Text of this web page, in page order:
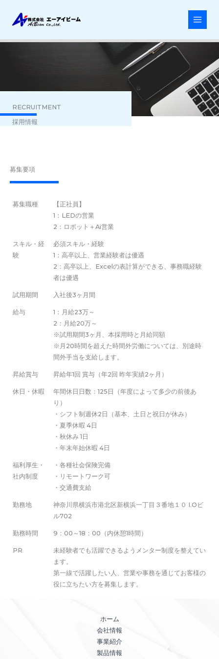
ス
RECRUITMENT
採用情報
募集要項
募集職種
【正社員】
1：LEDの営業
2：ロボット＋Ai営業
スキル・経
験
必須スキル・経験
1：高卒以上、営業経験者は優遇
2：高卒以上、Excelの表計算ができる、事務職経験
者は優遇
試用期間 入社後3ヶ月間
給与
1：月給23万～
2：月給20万～
※試用期間3ヶ月、本採用時と月給同額
※月20時間を超えた時間外労働については、別途時
間外手当を支給します。
昇給賞与 昇給年1回 賞与（年2回 昨年実績2ヶ月）
休日・休暇
年間休日日数：125日（年度によって多少の前後あ
り）
・シフト制週休2日（基本、土日と祝日が休み）
・夏季休暇 4日
・秋休み 1日
・年末年始休暇 4日
福利厚生・
社内制度
・各種社会保険完備
・リモートワーク可
・交通費支給
勤務地
神奈川県横浜市港北区新横浜一丁目３番地１０ I.Oビ
ル702
勤務時間 9：00～18：00（内休憩1時間）
PR
未経験者でも活躍できるようメンター制度を整えてい
ます。
第一線で活躍したい人、営業や事務を通じてお客様の
役に立ちたい方を募集します。
ホーム
会社情報
事業紹介
製品情報